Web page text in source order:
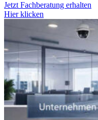
Jetzt Fachberatung erhalten
Hier klicken